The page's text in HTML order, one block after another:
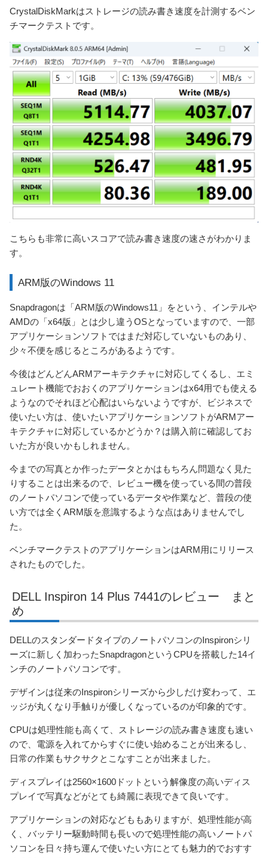
CrystalDiskMarkはストレージの読み書き速度を計測するベン
チマークテストです。
こちらも非常に高いスコアで読み書き速度の速さがわかりま
す。
ARM版のWindows 11
Snapdragonは「ARM版のWindows11」をという、インテルや
AMDの「x64版」とは少し違うOSとなっていますので、一部
アプリケーションソフトではまだ対応していないものあり、
少々不便を感じるところがあるようです。
今後はどんどんARMアーキテクチャに対応してくるし、エミ
ュレート機能でおおくのアプリケーションはx64用でも使える
ようなのでそれほど心配はいらないようですが、ビジネスで
使いたい方は、使いたいアプリケーションソフトがARMアー
キテクチャに対応しているかどうか？は購入前に確認してお
いた方が良いかもしれません。
今までの写真とか作ったデータとかはもちろん問題なく見た
りすることは出来るので、レビュー機を使っている間の普段
のノートパソコンで使っているデータや作業など、普段の使
い方では全くARM版を意識するような点はありませんでし
た。
ベンチマークテストのアプリケーションはARM用にリリース
されたものでした。
DELL Inspiron 14 Plus 7441のレビュー まと
め
DELLのスタンダードタイプのノートパソコンのInspironシリ
ーズに新しく加わったSnapdragonというCPUを搭載した14イ
ンチのノートパソコンです。
デザインは従来のInspironシリーズから少しだけ変わって、エ
ッジが丸くなり手触りが優しくなっているのが印象的です。
CPUは処理性能も高くて、ストレージの読み書き速度も速い
ので、電源を入れてからすぐに使い始めることが出来るし、
日常の作業もサクサクとこなすことが出来ました。
ディスプレイは2560×1600ドットという解像度の高いディス
プレイで写真などがとても綺麗に表現できて良いです。
アプリケーションの対応などももありますが、処理性能が高
く、バッテリー駆動時間も長いので処理性能の高いノートパ
ソコンを日々持ち運んで使いたい方にとても魅力的でおすす